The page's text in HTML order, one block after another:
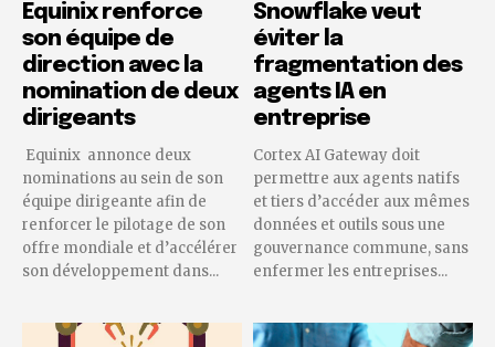
Equinix renforce
son équipe de
direction avec la
nomination de deux
dirigeants
Equinix annonce deux
nominations au sein de son
équipe dirigeante afin de
renforcer le pilotage de son
offre mondiale et d’accélérer
son développement dans...
Snowflake veut
éviter la
fragmentation des
agents IA en
entreprise
Cortex AI Gateway doit
permettre aux agents natifs
et tiers d’accéder aux mêmes
données et outils sous une
gouvernance commune, sans
enfermer les entreprises...